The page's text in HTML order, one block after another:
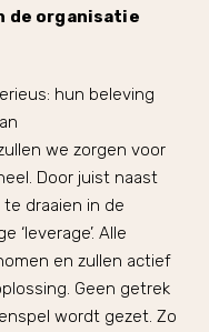
de organisatie
hun beleving
we zorgen voor
Door juist naast
draaien in de
‘leverage’. Alle
en zullen actief
Geen getrek
wordt gezet. Zo